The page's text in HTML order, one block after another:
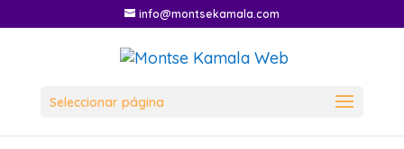
info@montsekamala.com
Seleccionar página